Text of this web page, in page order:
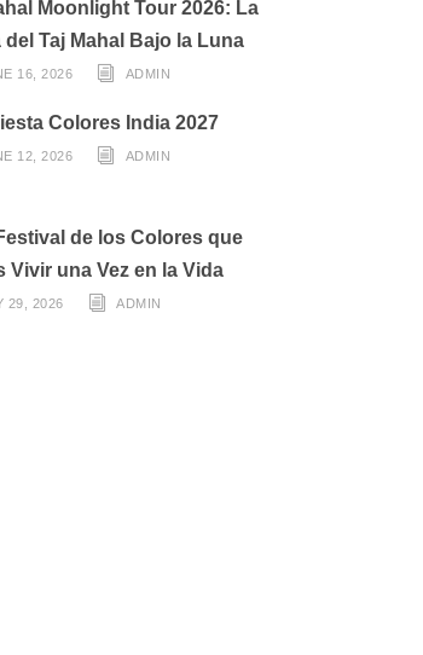
Moonlight Tour 2026: La
del Taj Mahal Bajo la Luna
16, 2026 ADMIN
Colores India 2027
12, 2026 ADMIN
de los Colores que
Vivir una Vez en la Vida
29, 2026 ADMIN